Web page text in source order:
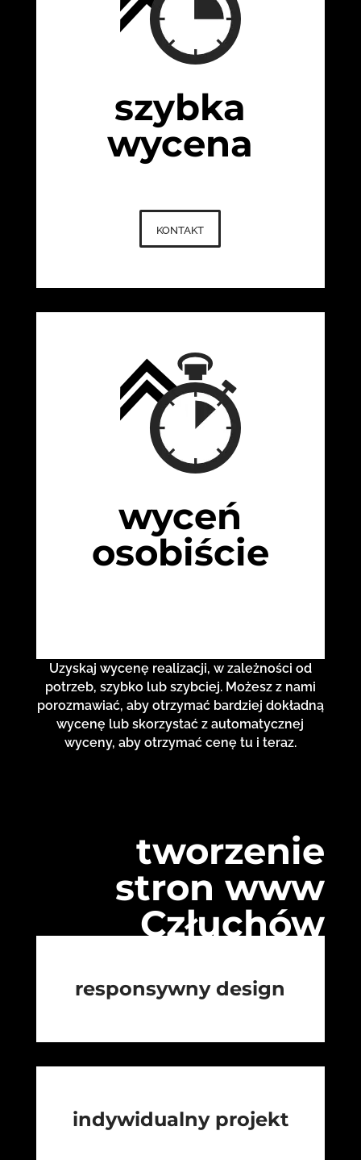
szybka
wycena
kontakt
wyceń
osobiście
Uzyskaj wycenę realizacji, w zależności od
potrzeb, szybko lub szybciej. Możesz z nami
porozmawiać, aby otrzymać bardziej dokładną
wycenę lub skorzystać z automatycznej
wyceny, aby otrzymać cenę tu i teraz.
tworzenie
stron www
Człuchów
responsywny design
indywidualny projekt